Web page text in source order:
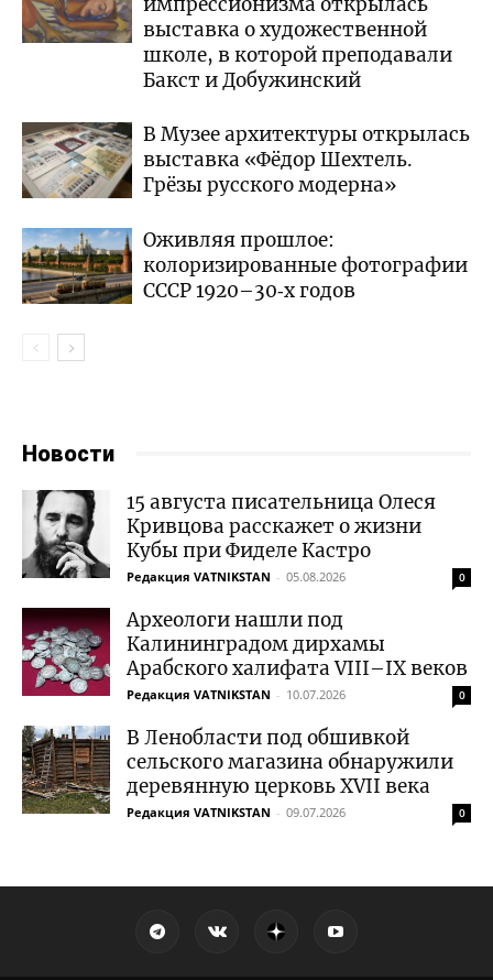
выставка о художественной
школе, в которой преподавали
Бакст и Добужинский
В Музее архитектуры открылась
выставка «Фёдор Шехтель.
Грёзы русского модерна»
Оживляя прошлое:
колоризированные фотографии
СССР 1920–30‑х годов
Новости
15 августа писательница Олеся
Кривцова расскажет о жизни
Кубы при Фиделе Кастро
Редакция VATNIKSTAN - 05.08.2026 0
Археологи нашли под
Калининградом дирхамы
Арабского халифата VIII–IX веков
Редакция VATNIKSTAN - 10.07.2026 0
В Ленобласти под обшивкой
сельского магазина обнаружили
деревянную церковь XVII века
Редакция VATNIKSTAN - 09.07.2026 0